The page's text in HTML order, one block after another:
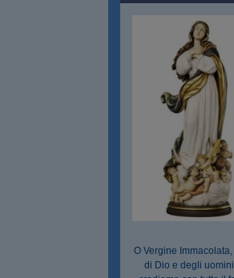
O Vergine
di Dio e degli